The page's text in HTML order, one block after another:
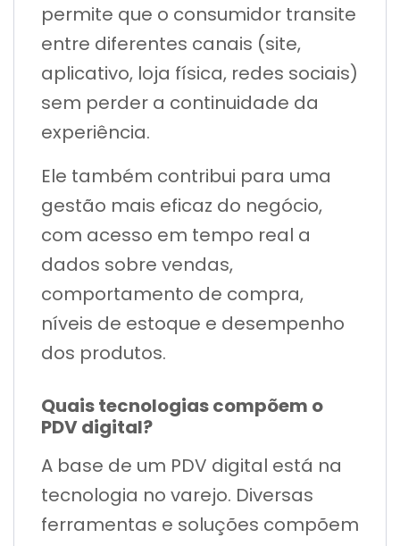
permite que o consumidor transite
entre diferentes canais (site,
aplicativo, loja física, redes sociais)
sem perder a continuidade da
experiência.
Ele também contribui para uma
gestão mais eficaz do negócio,
com acesso em tempo real a
dados sobre vendas,
comportamento de compra,
níveis de estoque e desempenho
dos produtos.
Quais tecnologias compõem o
PDV digital?
A base de um PDV digital está na
tecnologia no varejo. Diversas
ferramentas e soluções compõem